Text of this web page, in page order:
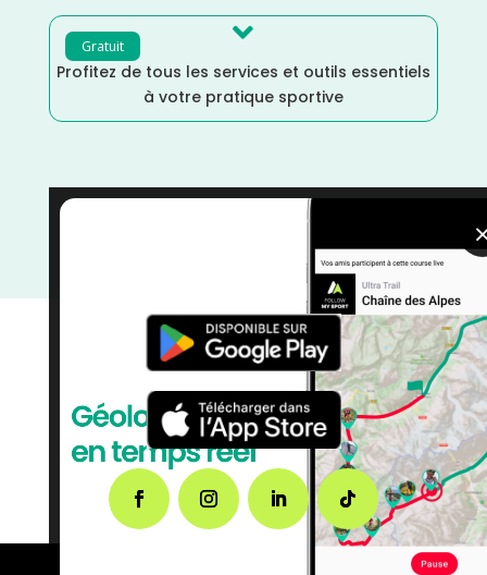
Gratuit 
Profitez de tous les services et outils essentiels
à votre pratique sportive
Distance Faible/
Course à Pied